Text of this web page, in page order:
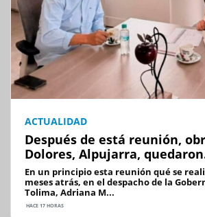
ACTUALIDAD
Después de está reunión,
Dolores, Alpujarra,
En un principio esta reunión qué se
meses atrás, en el despacho de la
Tolima, Adriana M...
HACE 17 HORAS